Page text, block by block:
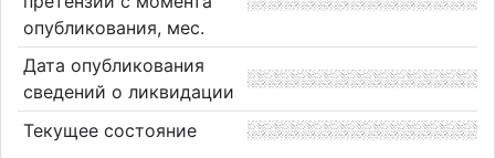
опубликования, мес.
Дата опубликования
сведений о ликвидации
Текущее состояние